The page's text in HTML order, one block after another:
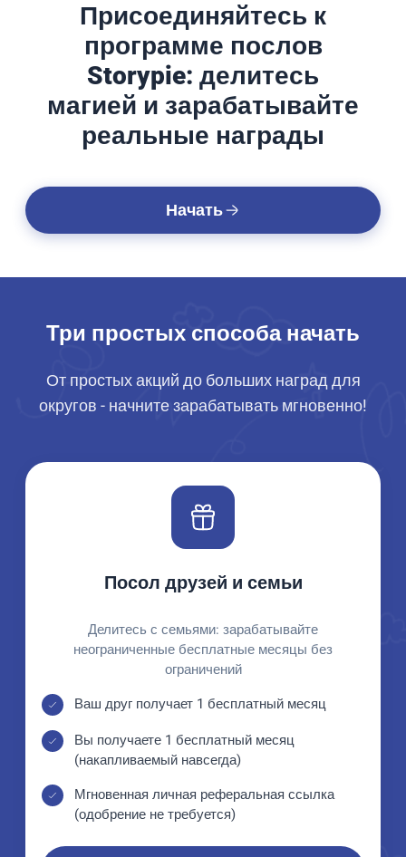
Присоединяйтесь к
программе послов
Storypie: делитесь
магией и зарабатывайте
реальные награды
Начать
Три простых способа начать
От простых акций до больших наград для
округов - начните зарабатывать мгновенно!
Посол друзей и семьи
Делитесь с семьями: зарабатывайте
неограниченные бесплатные месяцы без
ограничений
Ваш друг получает 1 бесплатный месяц
Вы получаете 1 бесплатный месяц
(накапливаемый навсегда)
Мгновенная личная реферальная ссылка
(одобрение не требуется)